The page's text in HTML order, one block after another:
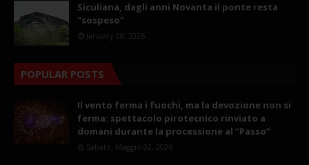
Siculiana, dagli anni Novanta il ponte resta
"sospeso"
January 08, 2026
POPULAR POSTS
Il vento ferma i fuochi, ma la devozione non si
ferma: spettacolo pirotecnico rinviato a
domani durante la processione al “Passo”
Sabato, Maggio 02, 2026